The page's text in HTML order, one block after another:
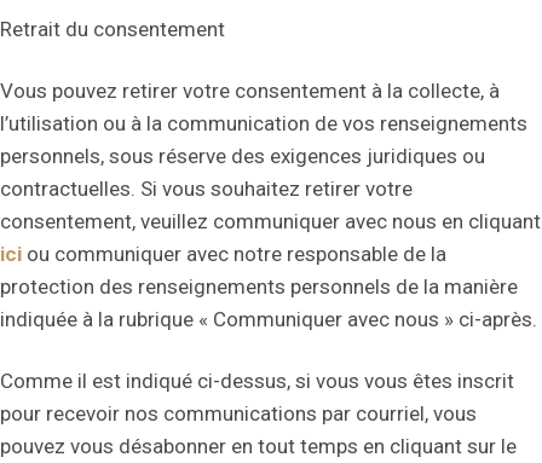
Retrait du consentement
Vous pouvez retirer votre consentement à la collecte, à
l’utilisation ou à la communication de vos renseignements
personnels, sous réserve des exigences juridiques ou
contractuelles. Si vous souhaitez retirer votre
consentement, veuillez communiquer avec nous en cliquant
ici ou communiquer avec notre responsable de la
protection des renseignements personnels de la manière
indiquée à la rubrique « Communiquer avec nous » ci-après.
Comme il est indiqué ci-dessus, si vous vous êtes inscrit
pour recevoir nos communications par courriel, vous
pouvez vous désabonner en tout temps en cliquant sur le